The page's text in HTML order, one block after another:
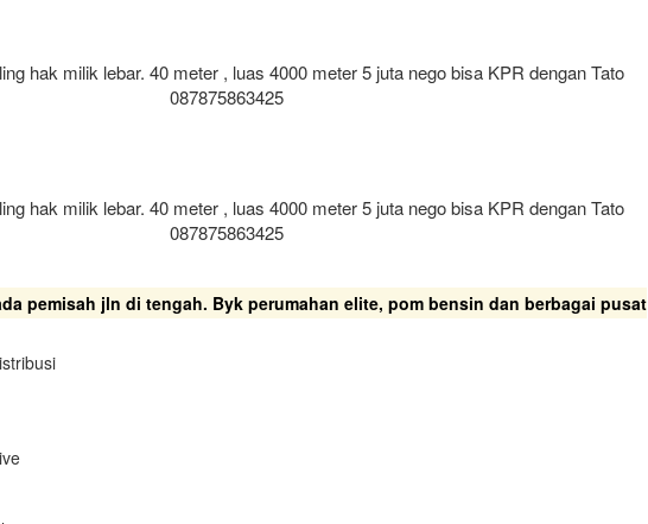
hak milik lebar. 40 meter , luas 4000 meter 5 juta nego bisa KPR dengan Tato
087875863425
hak milik lebar. 40 meter , luas 4000 meter 5 juta nego bisa KPR dengan Tato
087875863425
pemisah jln di tengah. Byk perumahan elite, pom bensin dan berbagai pusat